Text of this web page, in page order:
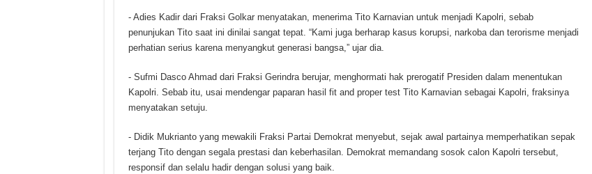
- Adies Kadir dari Fraksi Golkar menyatakan, menerima Tito Karnavian untuk menjadi Kapolri, sebab
penunjukan Tito saat ini dinilai sangat tepat. “Kami juga berharap kasus korupsi, narkoba dan terorisme menjadi
perhatian serius karena menyangkut generasi bangsa,” ujar dia.
- Sufmi Dasco Ahmad dari Fraksi Gerindra berujar, menghormati hak prerogatif Presiden dalam menentukan
Kapolri. Sebab itu, usai mendengar paparan hasil fit and proper test Tito Karnavian sebagai Kapolri, fraksinya
menyatakan setuju.
- Didik Mukrianto yang mewakili Fraksi Partai Demokrat menyebut, sejak awal partainya memperhatikan sepak
terjang Tito dengan segala prestasi dan keberhasilan. Demokrat memandang sosok calon Kapolri tersebut,
responsif dan selalu hadir dengan solusi yang baik.